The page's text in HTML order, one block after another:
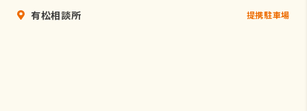
有松相談所 提携駐車場